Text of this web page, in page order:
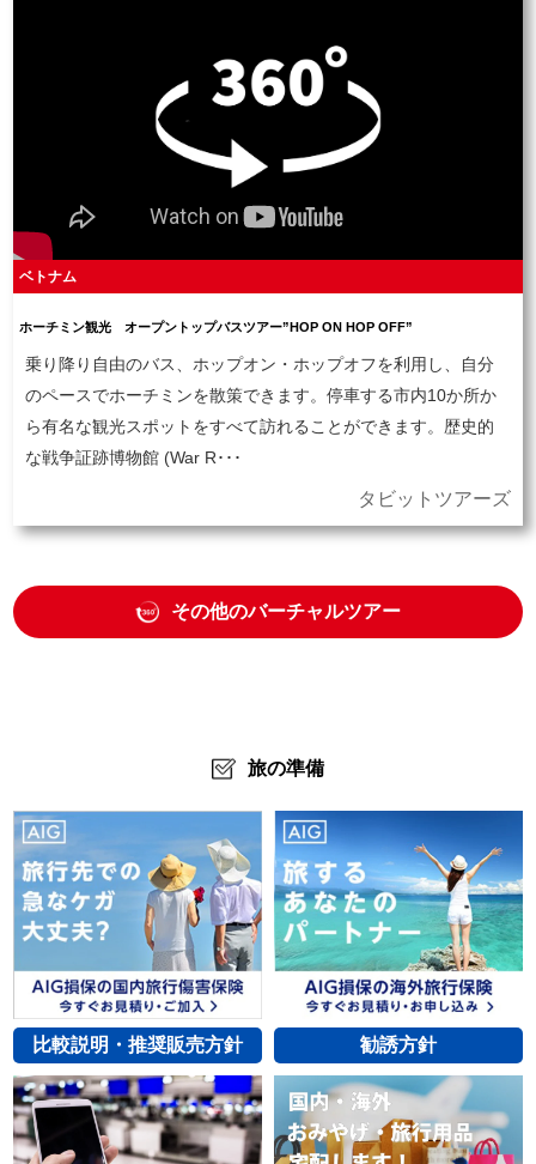
ベトナム
ホーチミン観光 オープントップバスツアー”HOP ON HOP OFF”
乗り降り自由のバス、ホップオン・ホップオフを利用し、自分
のペースでホーチミンを散策できます。停車する市内10か所か
ら有名な観光スポットをすべて訪れることができます。歴史的
な戦争証跡博物館 (War R･･･
タビットツアーズ
その他のバーチャルツアー
旅の準備
比較説明・推奨販売方針 勧誘方針